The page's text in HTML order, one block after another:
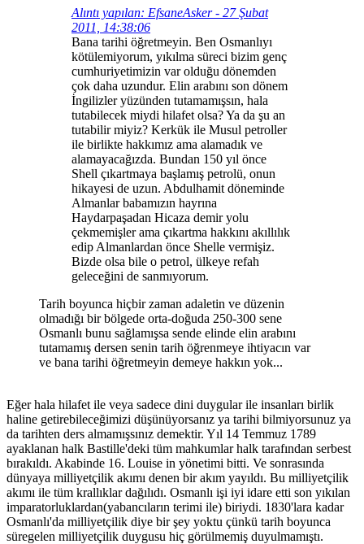
Alıntı yapılan: EfsaneAsker - 27 Şubat
2011, 14:38:06
Bana tarihi öğretmeyin. Ben Osmanlıyı
kötülemiyorum, yıkılma süreci bizim genç
cumhuriyetimizin var olduğu dönemden
çok daha uzundur. Elin arabını son dönem
İngilizler yüzünden tutamamışsın, hala
tutabilecek miydi hilafet olsa? Ya da şu an
tutabilir miyiz? Kerkük ile Musul petroller
ile birlikte hakkımız ama alamadık ve
alamayacağızda. Bundan 150 yıl önce
Shell çıkartmaya başlamış petrolü, onun
hikayesi de uzun. Abdulhamit döneminde
Almanlar babamızın hayrına
Haydarpaşadan Hicaza demir yolu
çekmemişler ama çıkartma hakkını akıllılık
edip Almanlardan önce Shelle vermişiz.
Bizde olsa bile o petrol, ülkeye refah
geleceğini de sanmıyorum.
Tarih boyunca hiçbir zaman adaletin ve düzenin
olmadığı bir bölgede orta-doğuda 250-300 sene
Osmanlı bunu sağlamışsa sende elinde elin arabını
tutamamış dersen senin tarih öğrenmeye ihtiyacın var
ve bana tarihi öğretmeyin demeye hakkın yok...
Eğer hala hilafet ile veya sadece dini duygular ile insanları birlik
haline getirebileceğimizi düşünüyorsanız ya tarihi bilmiyorsunuz ya
da tarihten ders almamışsınız demektir. Yıl 14 Temmuz 1789
ayaklanan halk Bastille'deki tüm mahkumlar halk tarafından serbest
bırakıldı. Akabinde 16. Louise in yönetimi bitti. Ve sonrasında
dünyaya milliyetçilik akımı denen bir akım yayıldı. Bu milliyetçilik
akımı ile tüm krallıklar dağılıdı. Osmanlı işi iyi idare etti son yıkılan
imparatorluklardan(yabancıların terimi ile) biriydi. 1830'lara kadar
Osmanlı'da milliyetçilik diye bir şey yoktu çünkü tarih boyunca
süregelen milliyetçilik duygusu hiç görülmemiş duyulmamıştı.